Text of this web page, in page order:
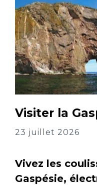
Visiter la
23 juillet 2026
Vivez les
Gaspésie,